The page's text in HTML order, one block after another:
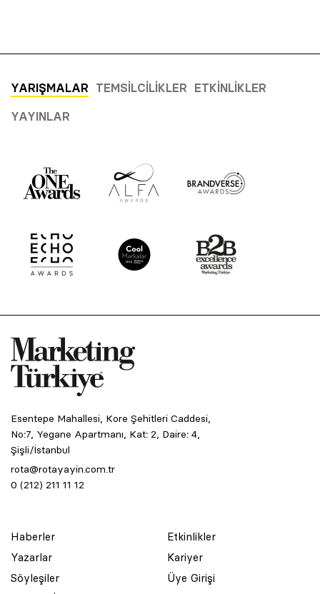
YARIŞMALAR TEMSILCILIKLER ETKINLIKLER
YAYINLAR
Esentepe Mahallesi, Kore Şehitleri Caddesi,
No:7, Yegane Apartmanı, Kat: 2, Daire: 4,
Şişli/İstanbul
rota@rotayayin.com.tr
0 (212) 211 11 12
Haberler
Yazarlar
Söyleşiler
Etkinlikler
Kariyer
Üye Girişi